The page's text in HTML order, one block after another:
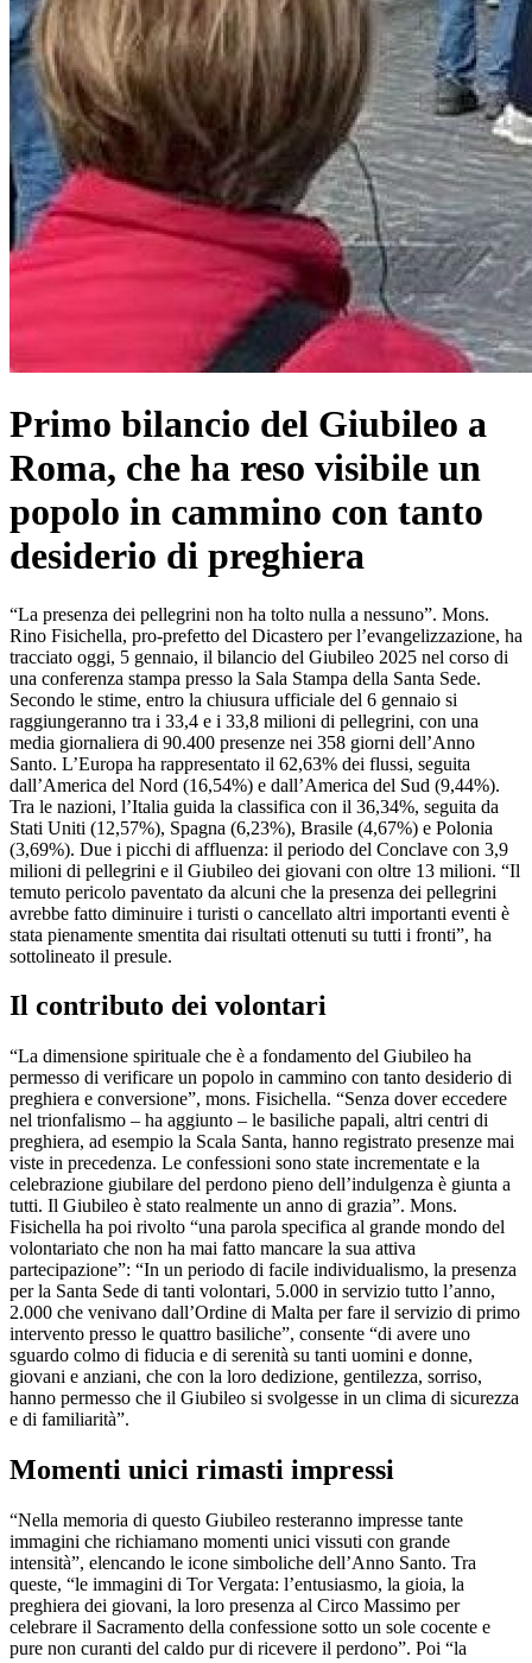
Primo bilancio del Giubileo a
Roma, che ha reso visibile un
popolo in cammino con tanto
desiderio di preghiera
“La presenza dei pellegrini non ha tolto nulla a nessuno”. Mons.
Rino Fisichella, pro-prefetto del Dicastero per l’evangelizzazione, ha
tracciato oggi, 5 gennaio, il bilancio del Giubileo 2025 nel corso di
una conferenza stampa presso la Sala Stampa della Santa Sede.
Secondo le stime, entro la chiusura ufficiale del 6 gennaio si
raggiungeranno tra i 33,4 e i 33,8 milioni di pellegrini, con una
media giornaliera di 90.400 presenze nei 358 giorni dell’Anno
Santo. L’Europa ha rappresentato il 62,63% dei flussi, seguita
dall’America del Nord (16,54%) e dall’America del Sud (9,44%).
Tra le nazioni, l’Italia guida la classifica con il 36,34%, seguita da
Stati Uniti (12,57%), Spagna (6,23%), Brasile (4,67%) e Polonia
(3,69%). Due i picchi di affluenza: il periodo del Conclave con 3,9
milioni di pellegrini e il Giubileo dei giovani con oltre 13 milioni. “Il
temuto pericolo paventato da alcuni che la presenza dei pellegrini
avrebbe fatto diminuire i turisti o cancellato altri importanti eventi è
stata pienamente smentita dai risultati ottenuti su tutti i fronti”, ha
sottolineato il presule.
Il contributo dei volontari
“La dimensione spirituale che è a fondamento del Giubileo ha
permesso di verificare un popolo in cammino con tanto desiderio di
preghiera e conversione”, mons. Fisichella. “Senza dover eccedere
nel trionfalismo – ha aggiunto – le basiliche papali, altri centri di
preghiera, ad esempio la Scala Santa, hanno registrato presenze mai
viste in precedenza. Le confessioni sono state incrementate e la
celebrazione giubilare del perdono pieno dell’indulgenza è giunta a
tutti. Il Giubileo è stato realmente un anno di grazia”. Mons.
Fisichella ha poi rivolto “una parola specifica al grande mondo del
volontariato che non ha mai fatto mancare la sua attiva
partecipazione”: “In un periodo di facile individualismo, la presenza
per la Santa Sede di tanti volontari, 5.000 in servizio tutto l’anno,
2.000 che venivano dall’Ordine di Malta per fare il servizio di primo
intervento presso le quattro basiliche”, consente “di avere uno
sguardo colmo di fiducia e di serenità su tanti uomini e donne,
giovani e anziani, che con la loro dedizione, gentilezza, sorriso,
hanno permesso che il Giubileo si svolgesse in un clima di sicurezza
e di familiarità”.
Momenti unici rimasti impressi
“Nella memoria di questo Giubileo resteranno impresse tante
immagini che richiamano momenti unici vissuti con grande
intensità”, elencando le icone simboliche dell’Anno Santo. Tra
queste, “le immagini di Tor Vergata: l’entusiasmo, la gioia, la
preghiera dei giovani, la loro presenza al Circo Massimo per
celebrare il Sacramento della confessione sotto un sole cocente e
pure non curanti del caldo pur di ricevere il perdono”. Poi “la